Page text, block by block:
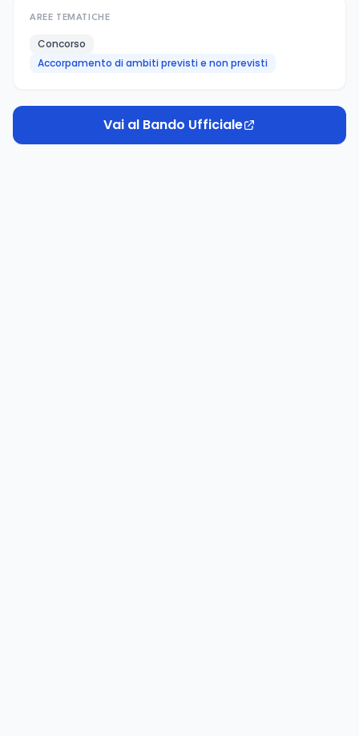
AREE TEMATICHE
Concorso
Accorpamento di ambiti previsti e non previsti
Vai al Bando Ufficiale